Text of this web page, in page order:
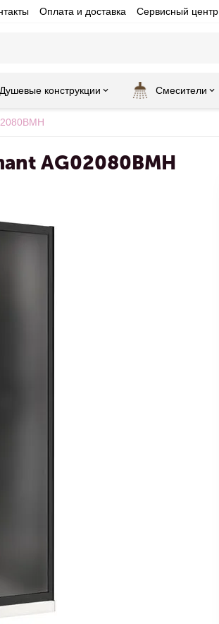
Оплата и доставка Сервисный центр
Душевые конструкции Смесители
AG02080BMH